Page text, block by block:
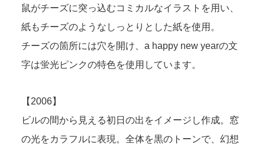
鼠がチーズに突っ込むコミカルなイラストを用い、
紙もチーズのようなしっとりとした紙を使用。
チーズの箇所には穴を開け、a happy new yearの文
字は蛍光ピンクの特色を使用しています。
【2006】
ビルの間から見える初日の出をイメージし作成。窓
の光をカラフルに表現。全体を黒のトーンで、幻想